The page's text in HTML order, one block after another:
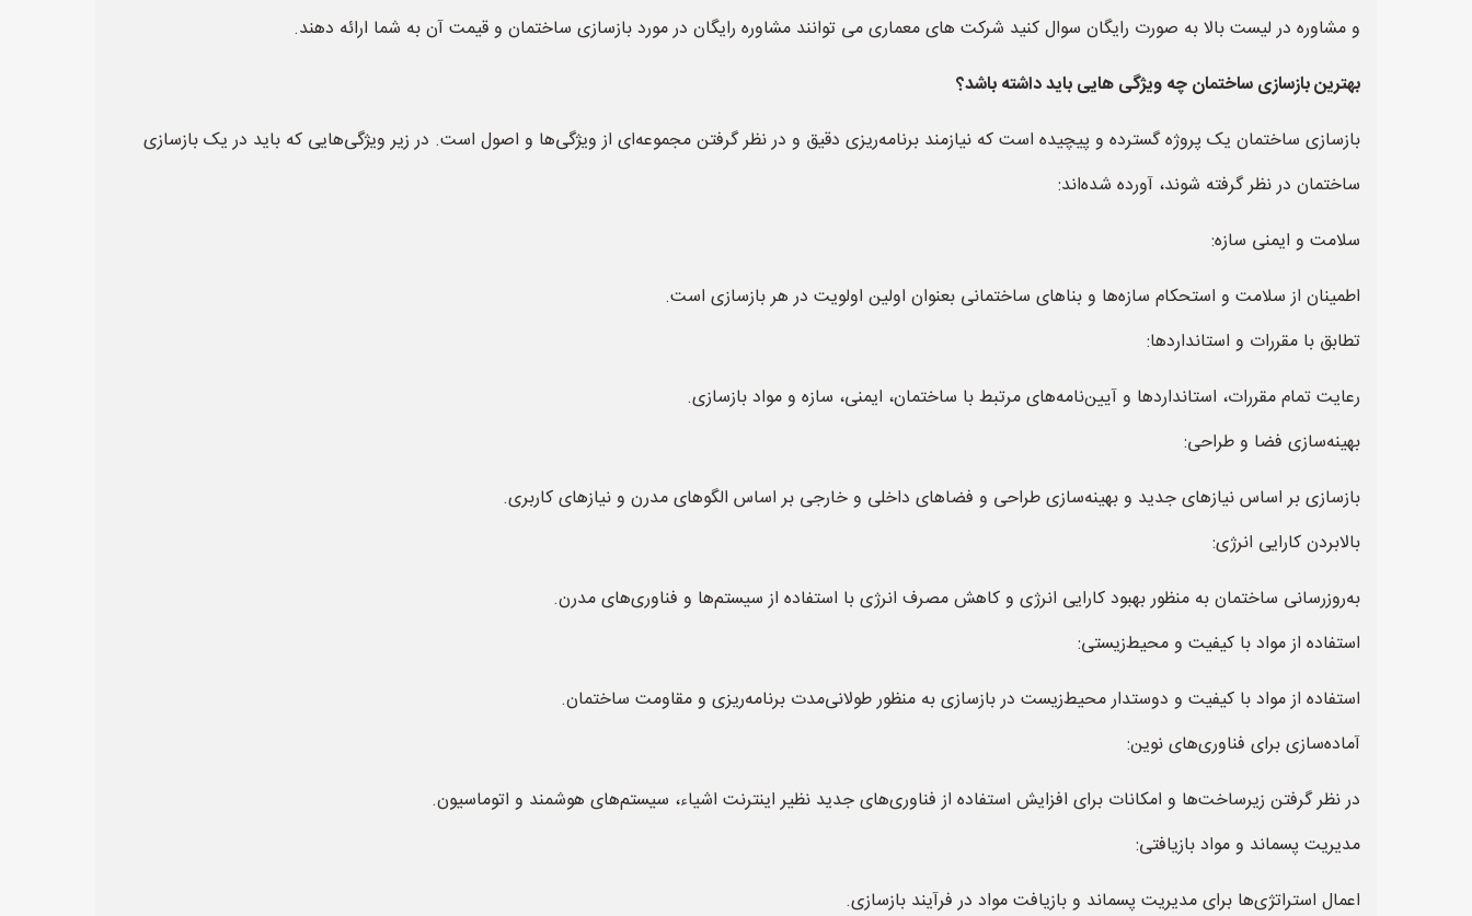
و مشاوره در لیست بالا به صورت رایگان سوال کنید شرکت های معماری می توانند مشاوره رایگان در مورد بازسازی ساختمان و قیمت آن به شما ارائه دهند.
بهترین بازسازی ساختمان چه ویژگی هایی باید داشته باشد؟
بازسازی ساختمان یک پروژه گسترده و پیچیده است که نیازمند برنامه‌ریزی دقیق و در نظر گرفتن مجموعه‌ای از ویژگی‌ها و اصول است. در زیر ویژگی‌هایی که باید در یک بازسازی
ساختمان در نظر گرفته شوند، آورده شده‌اند:
سلامت و ایمنی سازه:
اطمینان از سلامت و استحکام سازه‌ها و بناهای ساختمانی بعنوان اولین اولویت در هر بازسازی است.
تطابق با مقررات و استانداردها:
رعایت تمام مقررات، استانداردها و آیین‌نامه‌های مرتبط با ساختمان، ایمنی، سازه و مواد بازسازی.
بهینه‌سازی فضا و طراحی:
بازسازی بر اساس نیازهای جدید و بهینه‌سازی طراحی و فضاهای داخلی و خارجی بر اساس الگوهای مدرن و نیازهای کاربری.
بالابردن کارایی انرژی:
به‌روزرسانی ساختمان به منظور بهبود کارایی انرژی و کاهش مصرف انرژی با استفاده از سیستم‌ها و فناوری‌های مدرن.
استفاده از مواد با کیفیت و محیط‌زیستی:
استفاده از مواد با کیفیت و دوستدار محیط‌زیست در بازسازی به منظور طولانی‌مدت برنامه‌ریزی و مقاومت ساختمان.
آماده‌سازی برای فناوری‌های نوین:
در نظر گرفتن زیرساخت‌ها و امکانات برای افزایش استفاده از فناوری‌های جدید نظیر اینترنت اشیاء، سیستم‌های هوشمند و اتوماسیون.
مدیریت پسماند و مواد بازیافتی:
اعمال استراتژی‌ها برای مدیریت پسماند و بازیافت مواد در فرآیند بازسازی.